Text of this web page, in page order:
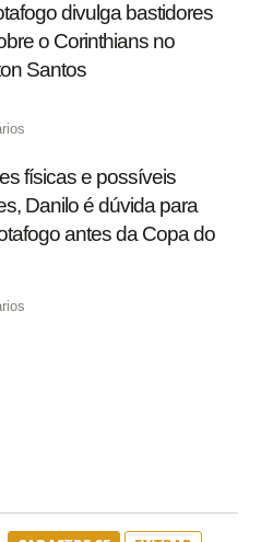
divulga bastidores
o Corinthians no
Santos
físicas e possíveis
Danilo é dúvida para
antes da Copa do